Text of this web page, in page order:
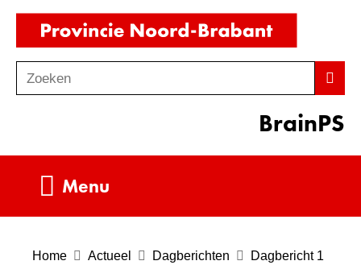
Ga
de
inhoud
o
Zoeken
BrainPS
Menu
Home Actueel Dagberichten Dagbericht 1